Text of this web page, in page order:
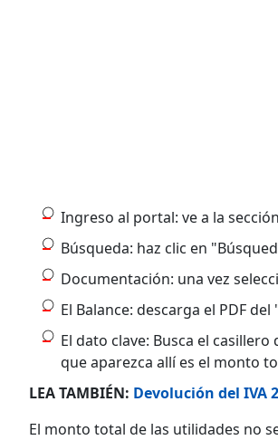
Ingreso al portal: ve a la
Búsqueda: haz clic en
Documentación: una vez
El Balance: descarga el PDF
El dato clave: Busca el
que aparezca allí es el monto
LEA TAMBIÉN: Devolución del IVA
El monto total de las utilidades no